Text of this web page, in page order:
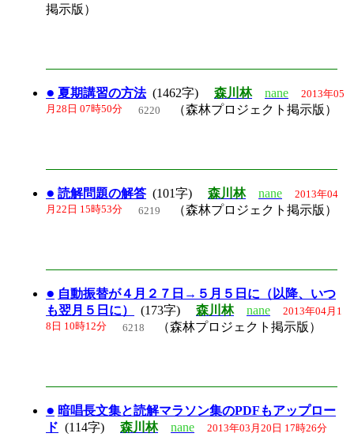
掲示版）
● 夏期講習の方法(1462字) 森川林 nane 2013年05
月28日 07時50分 6220 （森林プロジェクト掲示版）
● 読解問題の解答 (101字) 森川林 nane 2013年04
月22日 15時53分 6219 （森林プロジェクト掲示版）
● 自動振替が４月２７日→５月５日に（以降、いつ
も翌月５日に）
(173字) 森川林 nane 2013年04月1
8日 10時12分 6218 （森林プロジェクト掲示版）
● 暗唱長文集と読解マラソン集のPDFもアップロー
ド (114字) 森川林 nane 2013年03月20日 17時26分